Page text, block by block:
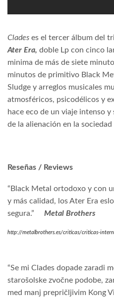
Clades es el tercer álbum del
Ater Era, doble Lp con cinco
minima de más de siete
minutos de primitivo Black
Sludge y arreglos musicales
atmosféricos, psicodélicos y
hace eco de un viaje intenso
de la alienación en la sociedad
Reseñas / Reviews
“Black Metal ortodoxo y con
y más calidad, los Ater Era
segura.” Metal Brothers
http://metalbrothers.es/criticas/criticas-
“Se mi Clades dopade zaradi
starošolske zvočne podobe,
med manj prepričljivim Kong